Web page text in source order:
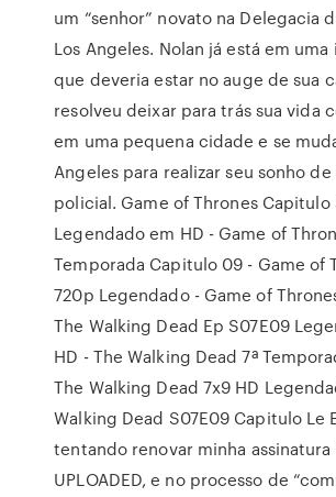
um “senhor” novato na Delegacia
Los Angeles. Nolan já está em
que deveria estar no auge de sua
resolveu deixar para trás sua vida
em uma pequena cidade e se
Angeles para realizar seu sonho de
policial. Game of Thrones Capitulo
Legendado em HD - Game of
Temporada Capitulo 09 - Game of
720p Legendado - Game of
The Walking Dead Ep S07E09
HD - The Walking Dead 7ª
The Walking Dead 7x9 HD
Walking Dead S07E09 Capitulo Le
tentando renovar minha
UPLOADED, e no processo de